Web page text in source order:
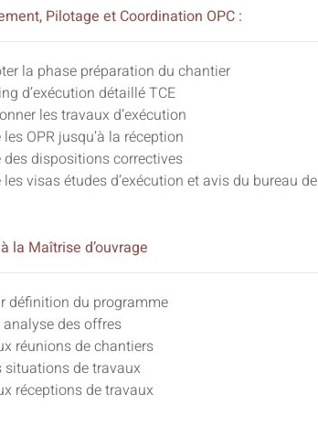
Pilotage et Coordination OPC :
la phase préparation du chantier
d’exécution détaillé TCE
les travaux d’exécution
OPR jusqu’à la réception
des dispositions correctives
visas études d’exécution et avis du bureau de
la Maîtrise d’ouvrage
définition du programme
des offres
réunions de chantiers
de travaux
réceptions de travaux